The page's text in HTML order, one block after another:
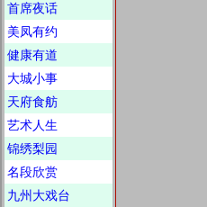
首席夜话
美凤有约
健康有道
大城小事
天府食舫
艺术人生
锦绣梨园
名段欣赏
九州大戏台